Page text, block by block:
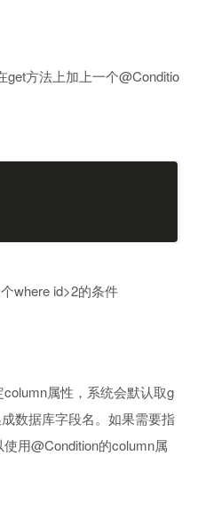
方法上加上一个@Conditio
where id>2的条件
属性，系统会默认取g
数据库字段名。如果需要指
用@Condition的column属